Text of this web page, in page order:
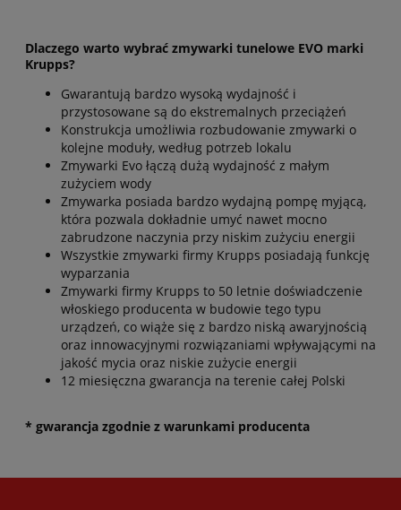
Dlaczego warto wybrać zmywarki tunelowe EVO marki
Krupps?
Gwarantują bardzo wysoką wydajność i
przystosowane są do ekstremalnych przeciążeń
Konstrukcja umożliwia rozbudowanie zmywarki o
kolejne moduły, według potrzeb lokalu
Zmywarki Evo łączą dużą wydajność z małym
zużyciem wody
Zmywarka posiada bardzo wydajną pompę myjącą,
która pozwala dokładnie umyć nawet mocno
zabrudzone naczynia przy niskim zużyciu energii
Wszystkie zmywarki firmy Krupps posiadają funkcję
wyparzania
Zmywarki firmy Krupps to 50 letnie doświadczenie
włoskiego producenta w budowie tego typu
urządzeń, co wiąże się z bardzo niską awaryjnością
oraz innowacyjnymi rozwiązaniami wpływającymi na
jakość mycia oraz niskie zużycie energii
12 miesięczna gwarancja na terenie całej Polski
* gwarancja zgodnie z warunkami producenta